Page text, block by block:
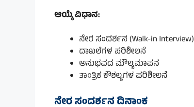
ಆಯ್ಕೆ ವಿಧಾನ:
ನೇರ ಸಂದರ್ಶನ (Walk-in Interview)
ದಾಖಲೆಗಳ ಪರಿಶೀಲನೆ
ಅನುಭವದ ಮೌಲ್ಯಮಾಪನ
ತಾಂತ್ರಿಕ ಕೌಶಲ್ಯಗಳ ಪರಿಶೀಲನೆ
ನೇರ ಸಂದರ್ಶನ ದಿನಾಂಕ